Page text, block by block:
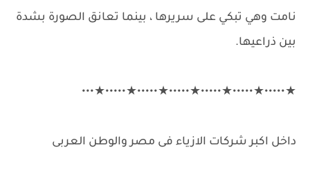
نامت وهي تبكي على سريرها ، بينما تعانق الصورة بشدة
بين ذراعيها.
★•••••★•••••★•••••★•••••★•••••★•••••★•••
داخل اكبر شركات الازياء فى مصر والوطن العربى